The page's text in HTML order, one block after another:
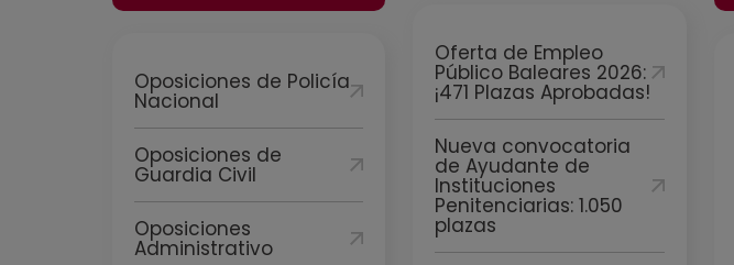
Oposiciones de Policía
Nacional
Oposiciones de
Guardia Civil
Oposiciones
Administrativo
Oferta de Empleo
Público Baleares 2026:
¡471 Plazas Aprobadas!
Nueva convocatoria
de Ayudante de
Instituciones
Penitenciarias: 1.050
plazas